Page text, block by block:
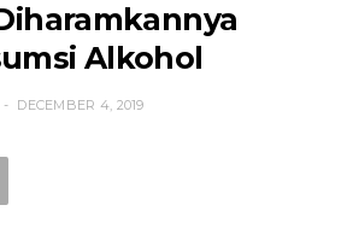
Alkohol
DECEMBER 4, 2019